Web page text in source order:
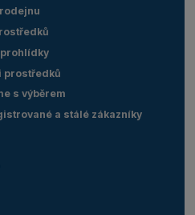
prostředků
s výběrem
a stálé zákazníky